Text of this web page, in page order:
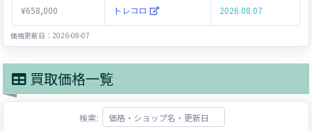
¥658,000 トレコロ 2026.08.07
価格更新日：2026-08-07
買取価格一覧
検索: